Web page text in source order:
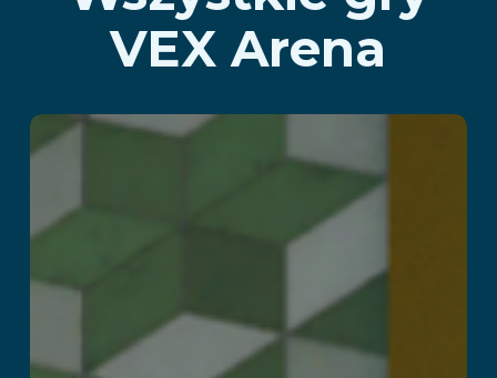
VEX Arena
Wonderland